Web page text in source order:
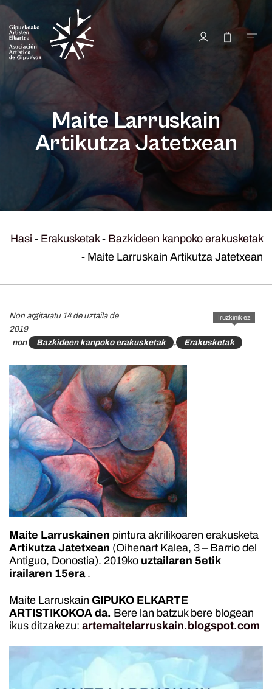
Maite Larruskain
Artikutza Jatetxean
Hasi - Erakusketak- Bazkideen kanpoko erakusketak
- Maite Larruskain Artikutza Jatetxean
Iruzkinik ez
Non argitaratu 14 de uztaila de
2019
non
Bazkideen kanpoko erakusketak , Erakusketak
Maite Larruskainen pintura akrilikoaren erakusketa
Artikutza Jatetxean (Oihenart Kalea, 3 – Barrio del
Antiguo, Donostia). 2019ko uztailaren 5etik
irailaren 15era.
Maite Larruskain GIPUKO ELKARTE
ARTISTIKOKOA da. Bere lan batzuk bere blogean
ikus ditzakezu: artemaitelarruskain.blogspot.com